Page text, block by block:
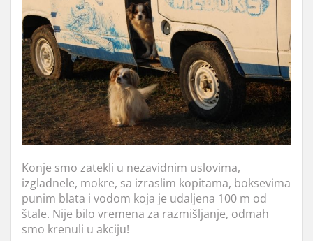
Konje smo zatekli u nezavidnim uslovima,
izgladnele, mokre, sa izraslim kopitama, boksevima
punim blata i vodom koja je udaljena 100 m od
štale. Nije bilo vremena za razmišljanje, odmah
smo krenuli u akciju!